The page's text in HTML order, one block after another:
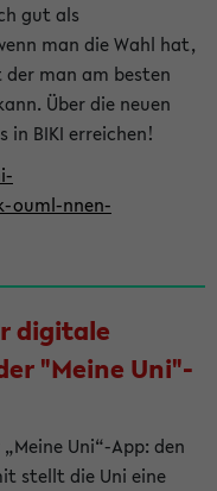
gut als
man die Wahl hat,
man am besten
Über die neuen
in BIKI erreichen!
ouml-nnen-
digitale
"Meine Uni"-
Uni“-App: den
stellt die Uni eine